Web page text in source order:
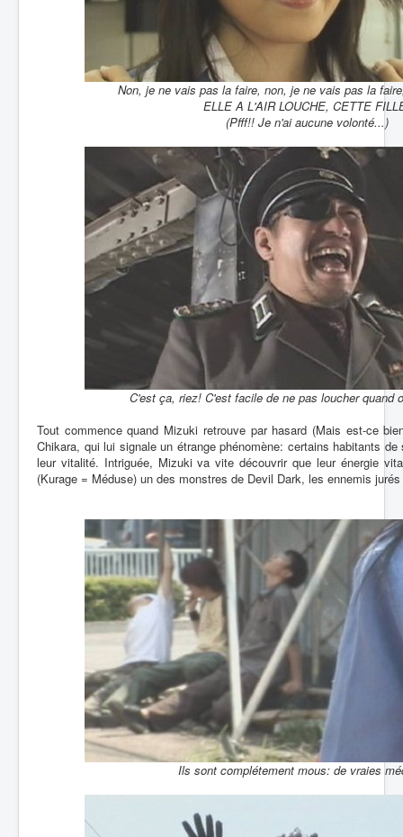
Non, je ne vais pas la faire, non, je ne vais pas la
ELLE A L'AIR LOUCHE, CETTE
(Pfff!! Je n'ai aucune volonté...)
C'est ça, riez! C'est facile de ne pas loucher quand
Tout commence quand Mizuki retrouve par hasard (Mais est-ce
Chikara, qui lui signale un étrange phénomène: certains habitants
leur vitalité. Intriguée, Mizuki va vite découvrir que leur énergie
(Kurage = Méduse) un des monstres de Devil Dark, les ennemis
Ils sont complétement mous: de vraies